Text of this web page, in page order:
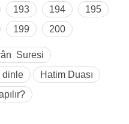
193 194
195
199 200
Suresi
dinle
Hatim Duası